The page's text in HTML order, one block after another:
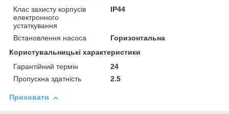
Клас захисту корпусів
електронного
устаткування
IP44
Встановлення насоса
Горизонтальна
Користувальницькі характеристики
Гарантійний термін
24
Пропускна здатність
2.5
Приховати